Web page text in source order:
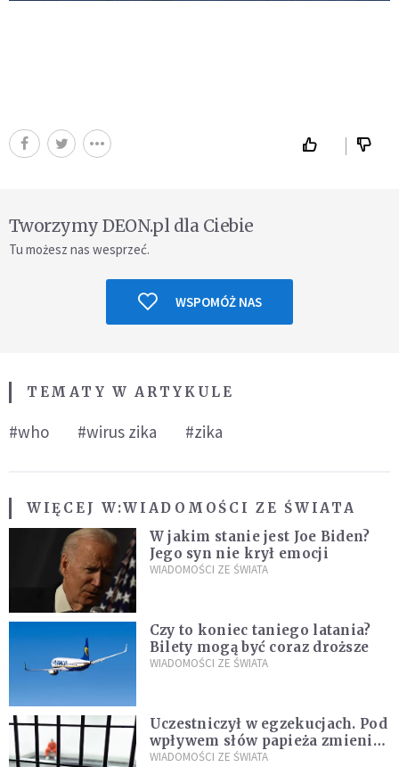
Tworzymy DEON.pl dla Ciebie
Tu możesz nas wesprzeć.
WSPOMÓŻ NAS
TEMATY W ARTYKULE
#who #wirus zika #zika
WIĘCEJ W:WIADOMOŚCI ZE ŚWIATA
W jakim stanie jest Joe Biden?
Jego syn nie krył emocji
WIADOMOŚCI ZE ŚWIATA
Czy to koniec taniego latania?
Bilety mogą być coraz droższe
WIADOMOŚCI ZE ŚWIATA
Uczestniczył w egzekucjach. Pod
wpływem słów papieża zmienił
zdanie
WIADOMOŚCI ZE ŚWIATA